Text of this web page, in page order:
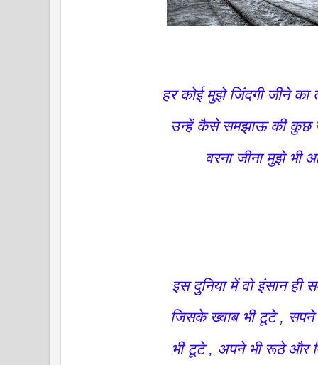
हर कोई मुझे जिंदगी जीने का
उन्हें कैसे समझाऊ की कुछ
वरना जीना मुझे भी
इस दुनिया में वो इंसान
जिसके ख्वाब भी टूटे ,
भी टूटे , अपने भी रूठे और